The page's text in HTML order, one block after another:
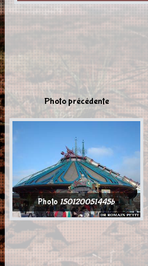
Photo précédente
Photo150120051445b